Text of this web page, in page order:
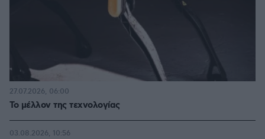
Το μέλλον της τεχνολογίας
27.07.2026, 06:00
03.08.2026, 10:56